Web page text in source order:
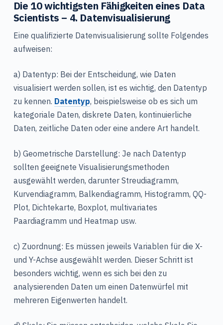
Die 10 wichtigsten Fähigkeiten eines Data
Scientists – 4. Datenvisualisierung
Eine qualifizierte Datenvisualisierung sollte Folgendes
aufweisen:
a) Datentyp: Bei der Entscheidung, wie Daten
visualisiert werden sollen, ist es wichtig, den Datentyp
zu kennen. Datentyp, beispielsweise ob es sich um
kategoriale Daten, diskrete Daten, kontinuierliche
Daten, zeitliche Daten oder eine andere Art handelt.
b) Geometrische Darstellung: Je nach Datentyp
sollten geeignete Visualisierungsmethoden
ausgewählt werden, darunter Streudiagramm,
Kurvendiagramm, Balkendiagramm, Histogramm, QQ-
Plot, Dichtekarte, Boxplot, multivariates
Paardiagramm und Heatmap usw.
c) Zuordnung: Es müssen jeweils Variablen für die X-
und Y-Achse ausgewählt werden. Dieser Schritt ist
besonders wichtig, wenn es sich bei den zu
analysierenden Daten um einen Datenwürfel mit
mehreren Eigenwerten handelt.